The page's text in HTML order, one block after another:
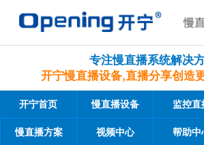
专注慢直播系统解决
开宁慢直播设备,直播分享创造
开宁首页 慢直播设备 监控直
慢直播方案 视频中心 帮助中